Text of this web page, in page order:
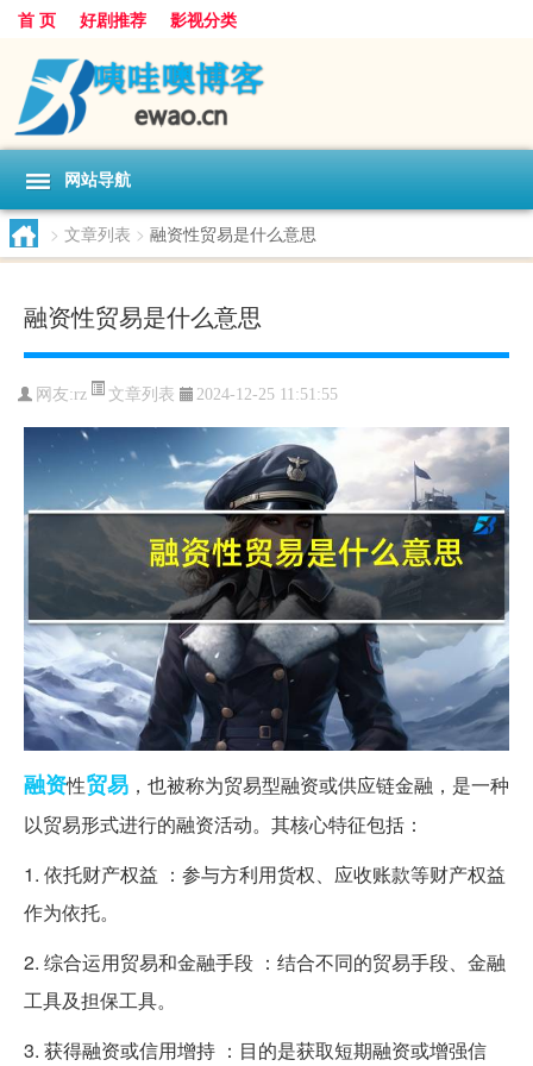
首 页 好剧推荐 影视分类
网站导航
> 文章列表 > 融资性贸易是什么意思
融资性贸易是什么意思
网友:rz 文章列表 2024-12-25 11:51:55
融资性贸易 ，也被称为贸易型融资或供应链金融，是一种
以贸易形式进行的融资活动。其核心特征包括：
1. 依托财产权益 ：参与方利用货权、应收账款等财产权益
作为依托。
2. 综合运用贸易和金融手段 ：结合不同的贸易手段、金融
工具及担保工具。
3. 获得融资或信用增持 ：目的是获取短期融资或增强信